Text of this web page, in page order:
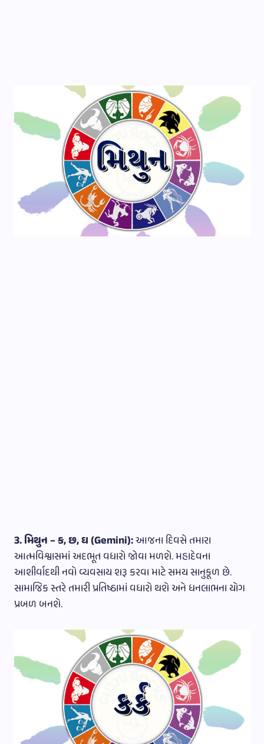
3. મિથુન – ક, છ, ઘ (Gemini):આજના દિવસે તમારા
આત્મવિશ્વાસમાં અદભૂત વધારો જોવા મળશે. મહાદેવના
આશીર્વાદથી નવો વ્યવસાય શરૂ કરવા માટે સમય સાનુકૂળ છે.
સામાજિક સ્તરે તમારી પ્રતિષ્ઠામાં વધારો થશે અને ધનલાભના યોગ
પ્રબળ બનશે.